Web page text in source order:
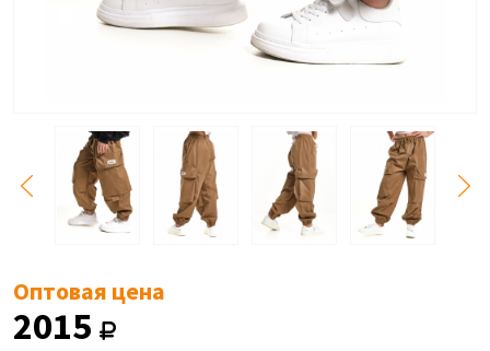
Оптовая цена
2015